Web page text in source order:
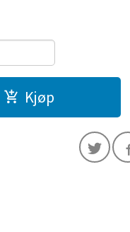
Kjøp